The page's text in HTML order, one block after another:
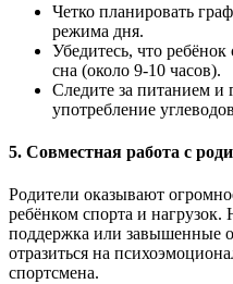
Четко планировать
режима дня.
Убедитесь, что
сна (около 9-10 часов).
Следите за питанием и
употребление
5. Совместная работа с
Родители оказывают
ребёнком спорта и нагрузок.
поддержка или завышенные
отразиться на
спортсмена.